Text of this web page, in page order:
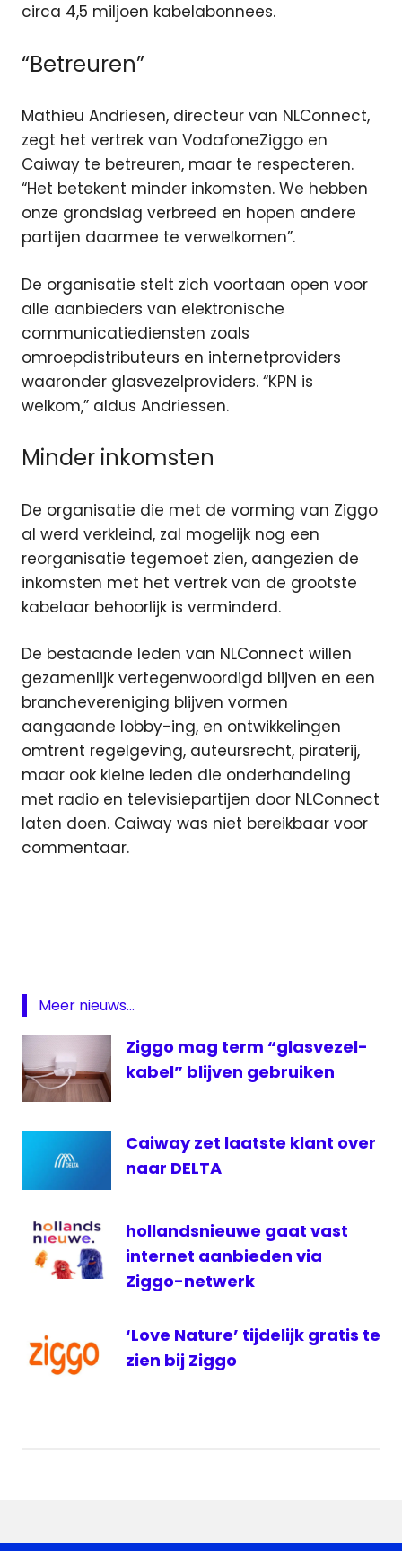
circa 4,5 miljoen kabelabonnees.
“Betreuren”
Mathieu Andriesen, directeur van NLConnect,
zegt het vertrek van VodafoneZiggo en
Caiway te betreuren, maar te respecteren.
“Het betekent minder inkomsten. We hebben
onze grondslag verbreed en hopen andere
partijen daarmee te verwelkomen”.
De organisatie stelt zich voortaan open voor
alle aanbieders van elektronische
communicatiediensten zoals
omroepdistributeurs en internetproviders
waaronder glasvezelproviders. “KPN is
welkom,” aldus Andriessen.
Minder inkomsten
De organisatie die met de vorming van Ziggo
al werd verkleind, zal mogelijk nog een
reorganisatie tegemoet zien, aangezien de
inkomsten met het vertrek van de grootste
kabelaar behoorlijk is verminderd.
De bestaande leden van NLConnect willen
gezamenlijk vertegenwoordigd blijven en een
branchevereniging blijven vormen
aangaande lobby-ing, en ontwikkelingen
omtrent regelgeving, auteursrecht, piraterij,
maar ook kleine leden die onderhandeling
met radio en televisiepartijen door NLConnect
laten doen. Caiway was niet bereikbaar voor
commentaar.
televisie
VECAI
Vodafone
VodafoneZiggo
Meer nieuws...
Ziggo mag term “glasvezel-
kabel” blijven gebruiken
Caiway zet laatste klant over
naar DELTA
hollandsnieuwe gaat vast
internet aanbieden via
Ziggo-netwerk
‘Love Nature’ tijdelijk gratis te
zien bij Ziggo